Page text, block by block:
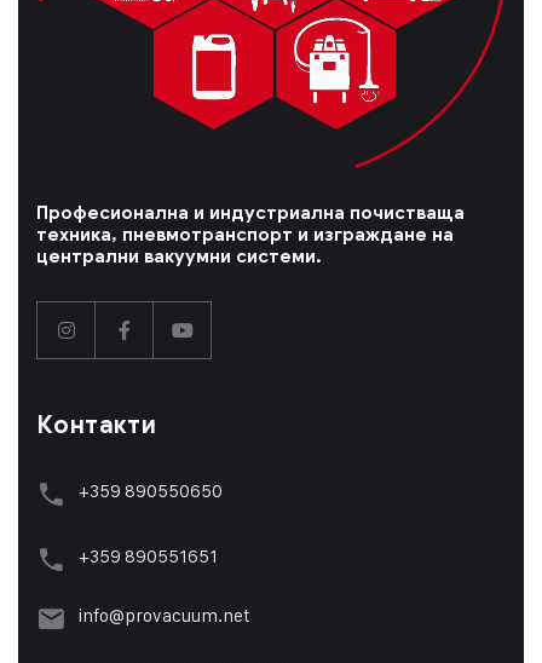
Професионална и индустриална почистваща
техника, пневмотранспорт и изграждане на
централни вакуумни системи.
Контакти
+359 890550650
+359 890551651
info@provacuum.net